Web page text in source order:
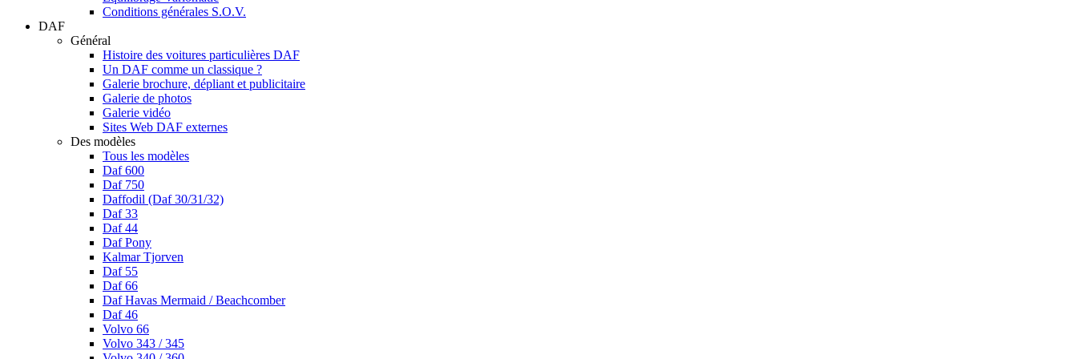
Conditions générales S.O.V.
DAF
Général
Histoire des voitures particulières DAF
Un DAF comme un classique ?
Galerie brochure, dépliant et publicitaire
Galerie de photos
Galerie vidéo
Sites Web DAF externes
Des modèles
Tous les modèles
Daf 600
Daf 750
Daffodil (Daf 30/31/32)
Daf 33
Daf 44
Daf Pony
Kalmar Tjorven
Daf 55
Daf 66
Daf Havas Mermaid / Beachcomber
Daf 46
Volvo 66
Volvo 343 / 345